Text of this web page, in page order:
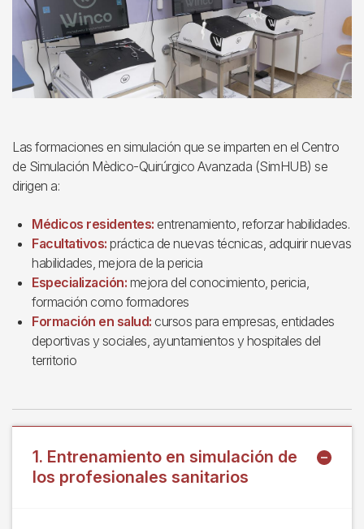
Las formaciones en simulación que se imparten en el Centro
de Simulación Mèdico-Quirúrgico Avanzada (SimHUB) se
dirigen a:
Médicos residentes: entrenamiento, reforzar habilidades.
Facultativos: práctica de nuevas técnicas, adquirir nuevas
habilidades, mejora de la pericia
Especialización: mejora del conocimiento, pericia,
formación como formadores
Formación en salud: cursos para empresas, entidades
deportivas y sociales, ayuntamientos y hospitales del
territorio
1. Entrenamiento en simulación de
los profesionales sanitarios